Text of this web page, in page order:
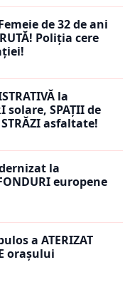
de 32 de ani
Poliția cere
la
solare, SPAȚII de
asfaltate!
la
europene
a ATERIZAT
orașului